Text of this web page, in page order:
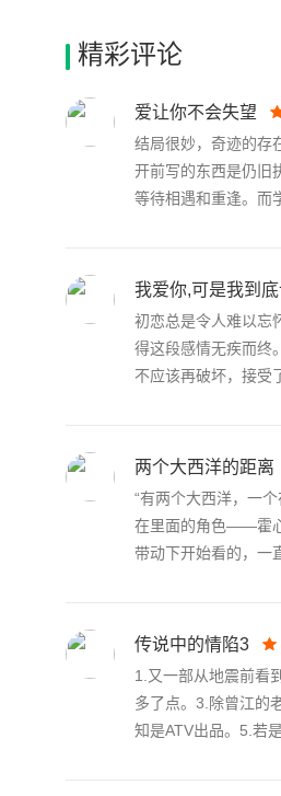
钱，推却当主角机会。学礼向
学儒正苦恼如何挽救电子厂之
电子厂助学儒，学儒惊喜不已
学儒匆匆赶到，赫然重遇心仪，
精彩评论
爱让你不会失望
结局很妙，奇迹的存
开前写的东西是仍旧
等待相遇和重逢。而
我爱你,可是我到
初恋总是令人难以忘
得这段感情无疾而终
不应该再破坏，接受
两个大西洋的距离
“有两个大西洋，一
在里面的角色——霍
带动下开始看的，一
传说中的情陷3
1.又一部从地震前看
多了点。3.除曾江的
知是ATV出品。5.若